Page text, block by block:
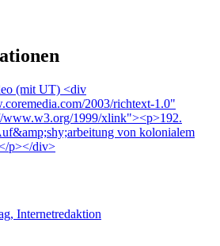
(mit UT) <div
2003/richtext-1.0"
1999/xlink"><p>192.
von kolonialem
p></div>
Internetredaktion